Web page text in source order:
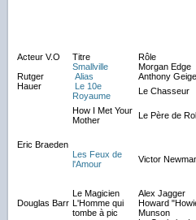
Acteur V.O Titre Rôle
Rutger
Hauer
Smallville Morgan Edge
Alias
Anthony
Le 10e
Royaume
Le Chasseur
Eric Braeden
How I Met Your
Mother
Le Père de
Les Feux de
l'Amour
Victor
Douglas Barr
Le Magicien Alex Jagger
L'Homme qui
tombe à pic
Howard
Munson